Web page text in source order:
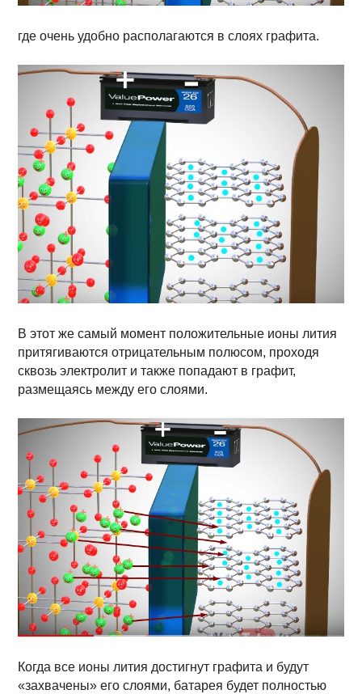
где очень удобно располагаются в слоях графита.
В этот же самый момент положительные ионы лития
притягиваются отрицательным полюсом, проходя
сквозь электролит и также попадают в графит,
размещаясь между его слоями.
Когда все ионы лития достигнут графита и будут
«захвачены» его слоями, батарея будет полностью